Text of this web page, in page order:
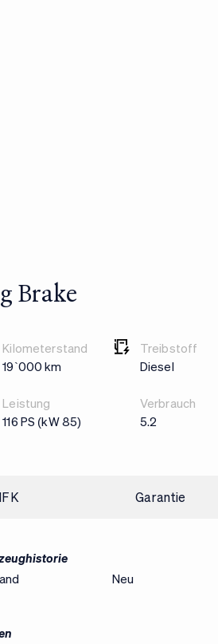
Brake
Kilometerstand
19`000 km
Treibstoff
Diesel
Leistung
116 PS (kW 85)
Verbrauch
5.2
Garantie
Neu